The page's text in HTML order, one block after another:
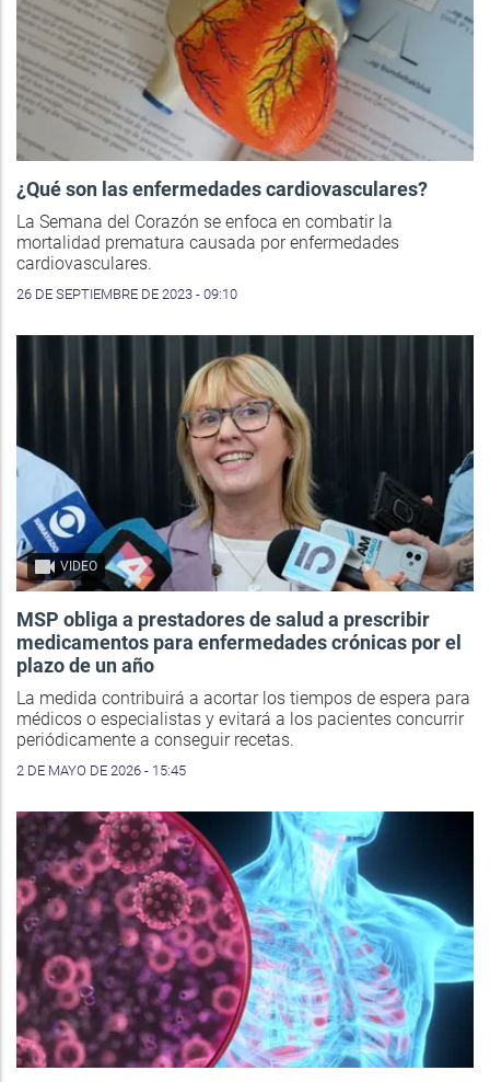
¿Qué son las enfermedades cardiovasculares?
La Semana del Corazón se enfoca en combatir la
mortalidad prematura causada por enfermedades
cardiovasculares.
26 DE SEPTIEMBRE DE 2023 - 09:10
VIDEO
MSP obliga a prestadores de salud a prescribir
medicamentos para enfermedades crónicas por el
plazo de un año
La medida contribuirá a acortar los tiempos de espera para
médicos o especialistas y evitará a los pacientes concurrir
periódicamente a conseguir recetas.
2 DE MAYO DE 2026 - 15:45